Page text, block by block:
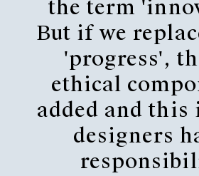
the term
But if we
'progress',
ethical
added and this
designers